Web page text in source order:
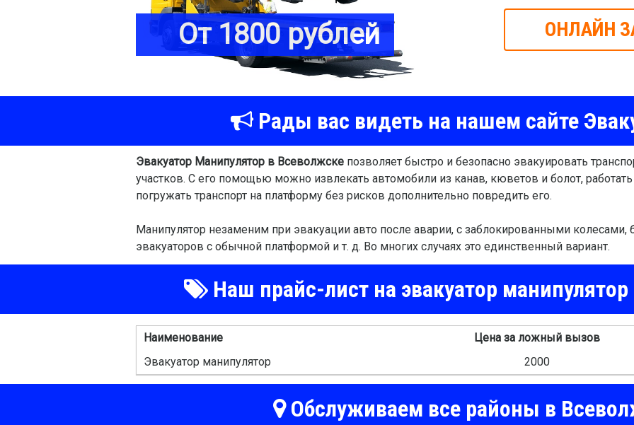
От 1800 рублей ОНЛАЙН
Рады вас видеть на нашем сайте
Эвакуатор Манипулятор в Всеволжске позволяет быстро и безопасно эвакуировать
участков. С его помощью можно извлекать автомобили из канав, кюветов и болот,
погружать транспорт на платформу без рисков дополнительно повредить его.
Манипулятор незаменим при эвакуации авто после аварии, с заблокированными колесами,
эвакуаторов с обычной платформой и т. д. Во многих случаях это единственный вариант.
Наш прайс-лист на эвакуатор
Наименование Цена за ложный вызов
Эвакуатор манипулятор
2000
Обслуживаем все районы в